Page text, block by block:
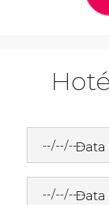
Data
Data